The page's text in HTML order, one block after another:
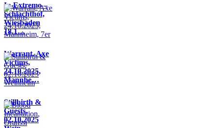
In Extremo –
Schlachthof,
Wiesbaden
18.1…
Warrant, Axe
Victims,
24.10.2025,
Mannhe…
Stillbirth &
Guests,
02.10.2025